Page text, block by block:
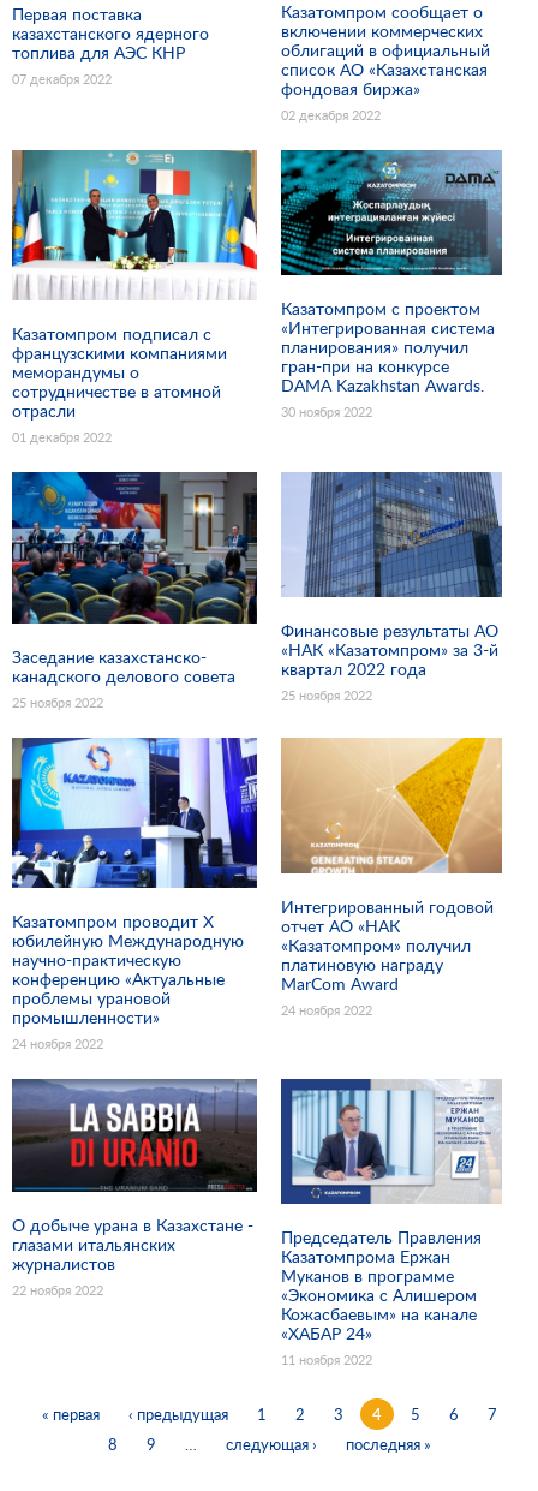
Первая поставка
казахстанского ядерного
топлива для АЭС КНР
07 декабря 2022
Казатомпром сообщает о
включении коммерческих
облигаций в официальный
список АО «Казахстанская
фондовая биржа»
02 декабря 2022
Казатомпром подписал с
французскими компаниями
меморандумы о
сотрудничестве в атомной
отрасли
01 декабря 2022
Казатомпром с проектом
«Интегрированная система
планирования» получил
гран-при на конкурсе
DAMA Kazakhstan Awards.
30 ноября 2022
Заседание казахстанско-
канадского делового совета
25 ноября 2022
Финансовые результаты АО
«НАК «Казатомпром» за 3-й
квартал 2022 года
25 ноября 2022
Казатомпром проводит Х
юбилейную Международную
научно-практическую
конференцию «Актуальные
проблемы урановой
промышленности»
24 ноября 2022
Интегрированный годовой
отчет АО «НАК
«Казатомпром» получил
платиновую награду
MarCom Award
24 ноября 2022
О добыче урана в Казахстане -
глазами итальянских
журналистов
22 ноября 2022
Председатель Правления
Казатомпрома Ержан
Муканов в программе
«Экономика с Алишером
Кожасбаевым» на канале
«ХАБАР 24»
11 ноября 2022
Страницы
« первая ‹ предыдущая 1 2 3 4 5 6
7
8
9 следующая › последняя »